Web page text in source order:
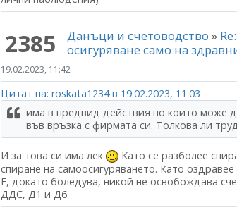
2385 Данъци и счетоводство »
осигуряване само на
19.02.2023, 11:42
Цитат на: roskata1234 в 19.02.2023, 11:03
има в предвид действия по които може
във връзка с фирмата си. Толкова ли
И за това си има лек
Като се разболее
спиране на самоосигуряването. Като
Е, докато боледува, никой не освобождава
ДДС, Д1 и Д6.